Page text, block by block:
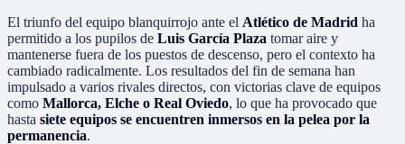
El triunfo del equipo blanquirrojo ante el Atlético de Madrid ha
permitido a los pupilos de Luis García Plaza tomar aire y
mantenerse fuera de los puestos de descenso, pero el contexto ha
cambiado radicalmente. Los resultados del fin de semana han
impulsado a varios rivales directos, con victorias clave de equipos
como Mallorca, Elche o Real Oviedo, lo que ha provocado que
hasta siete equipos se encuentren inmersos en la pelea por la
permanencia.